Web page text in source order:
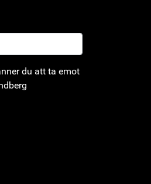
du att ta emot